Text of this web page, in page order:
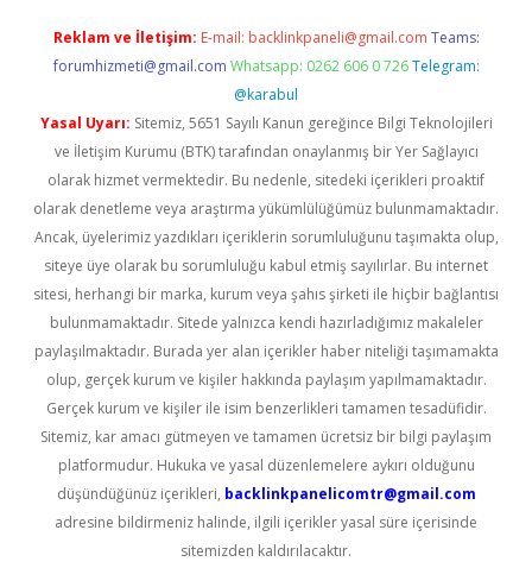
Reklam ve İletişim: E-mail: backlinkpaneli@gmail.com Teams:
forumhizmeti@gmail.com Whatsapp: 0262 606 0 726 Telegram:
@karabul
Yasal Uyarı: Sitemiz, 5651 Sayılı Kanun gereğince Bilgi Teknolojileri
ve İletişim Kurumu (BTK) tarafından onaylanmış bir Yer Sağlayıcı
olarak hizmet vermektedir. Bu nedenle, sitedeki içerikleri proaktif
olarak denetleme veya araştırma yükümlülüğümüz bulunmamaktadır.
Ancak, üyelerimiz yazdıkları içeriklerin sorumluluğunu taşımakta olup,
siteye üye olarak bu sorumluluğu kabul etmiş sayılırlar. Bu internet
sitesi, herhangi bir marka, kurum veya şahıs şirketi ile hiçbir bağlantısı
bulunmamaktadır. Sitede yalnızca kendi hazırladığımız makaleler
paylaşılmaktadır. Burada yer alan içerikler haber niteliği taşımamakta
olup, gerçek kurum ve kişiler hakkında paylaşım yapılmamaktadır.
Gerçek kurum ve kişiler ile isim benzerlikleri tamamen tesadüfidir.
Sitemiz, kar amacı gütmeyen ve tamamen ücretsiz bir bilgi paylaşım
platformudur. Hukuka ve yasal düzenlemelere aykırı olduğunu
düşündüğünüz içerikleri, backlinkpanelicomtr@gmail.com
adresine bildirmeniz halinde, ilgili içerikler yasal süre içerisinde
sitemizden kaldırılacaktır.